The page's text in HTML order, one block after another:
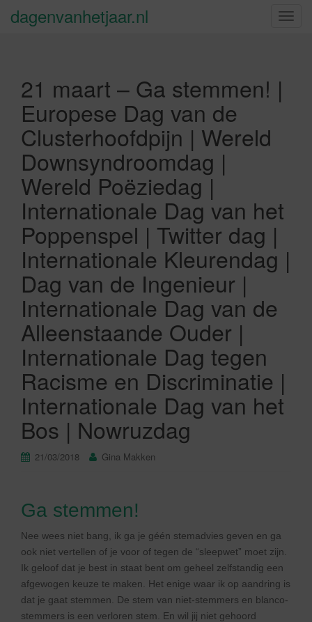
S
dagenvanhetjaar.nl
21 maart – Ga stemmen! |
Europese Dag van de
Clusterhoofdpijn | Wereld
Downsyndroomdag |
Wereld Poëziedag |
Internationale Dag van het
Poppenspel | Twitter dag |
Internationale Kleurendag |
Dag van de Ingenieur |
Internationale Dag van de
Alleenstaande Ouder |
Internationale Dag tegen
Racisme en Discriminatie |
Internationale Dag van het
Bos | Nowruzdag
21/03/2018 Gina Makken
Ga stemmen!
Nee wees niet bang, ik ga je géén stemadvies geven en ga
ook niet vertellen of je voor of tegen de “sleepwet” moet zijn.
Ik geloof dat je best in staat bent om geheel zelfstandig een
afgewogen keuze te maken. Het enige waar ik op aandring is
dat je gaat stemmen. De stem van niet-stemmers en blanco-
stemmers is een verloren stem. En wil jij niet gehoord